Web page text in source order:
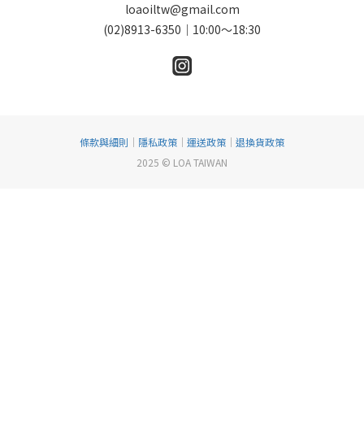
loaoiltw@gmail.com
(02)8913-6350｜10:00～18:30
條款與細則 ｜ 隱私政策 ｜ 運送政策 ｜ 退換貨政策
2025 © LOA TAIWAN